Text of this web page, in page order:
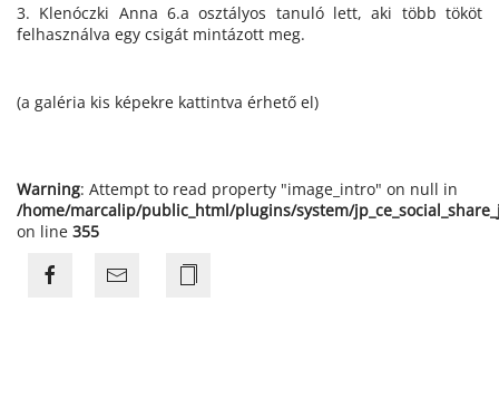
3. Klenóczki Anna 6.a osztályos tanuló lett, aki több tököt
felhasználva egy csigát mintázott meg.
(a galéria kis képekre kattintva érhető el)
Warning: Attempt to read property "image_intro" on null in
/home/marcalip/public_html/plugins/system/
on line 355